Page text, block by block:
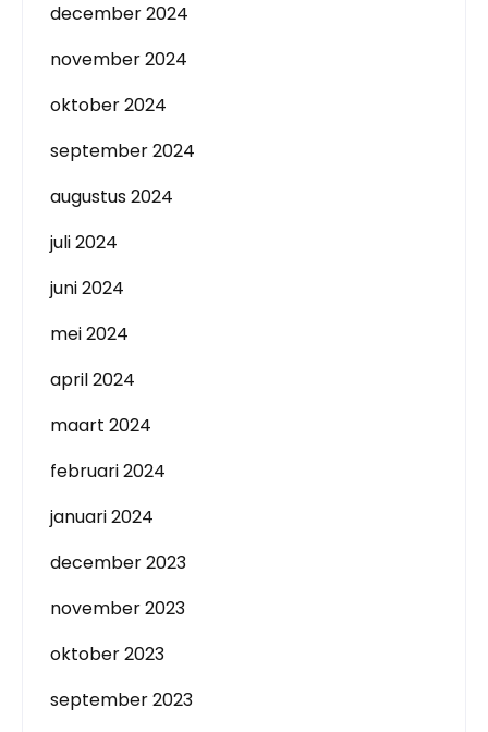
december 2024
november 2024
oktober 2024
september 2024
augustus 2024
juli 2024
juni 2024
mei 2024
april 2024
maart 2024
februari 2024
januari 2024
december 2023
november 2023
oktober 2023
september 2023